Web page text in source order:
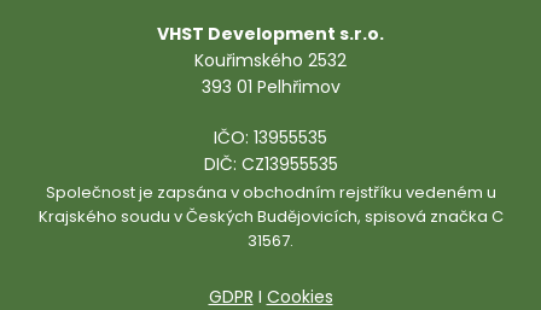
VHST Development s.r.o.
Kouřimského 2532
393 01 Pelhřimov
IČO: 13955535
DIČ: CZ13955535
Společnost je zapsána v obchodním rejstříku vedeném u
Krajského soudu v Českých Budějovicích, spisová značka C
31567.
GDPR I Cookies